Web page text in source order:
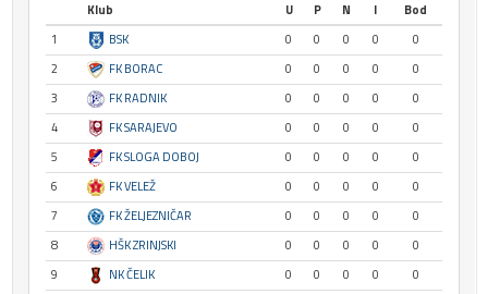
Klub U P N I
Bod
1
BSK 0 0 0 0
0
2
FK BORAC 0 0 0 0
0
3
FK RADNIK 0 0 0 0
0
4
FK SARAJEVO 0 0 0 0
0
5
FK SLOGA DOBOJ 0 0 0 0
0
6
FK VELEŽ 0 0 0 0
0
7
FK ŽELJEZNIČAR 0 0 0 0
0
8
HŠK ZRINJSKI 0 0 0 0
0
9
NK ČELIK 0 0 0 0
0